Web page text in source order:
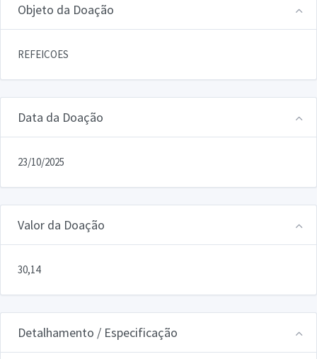
Objeto da Doação
REFEICOES
Data da Doação
23/10/2025
Valor da Doação
30,14
Detalhamento / Especificação